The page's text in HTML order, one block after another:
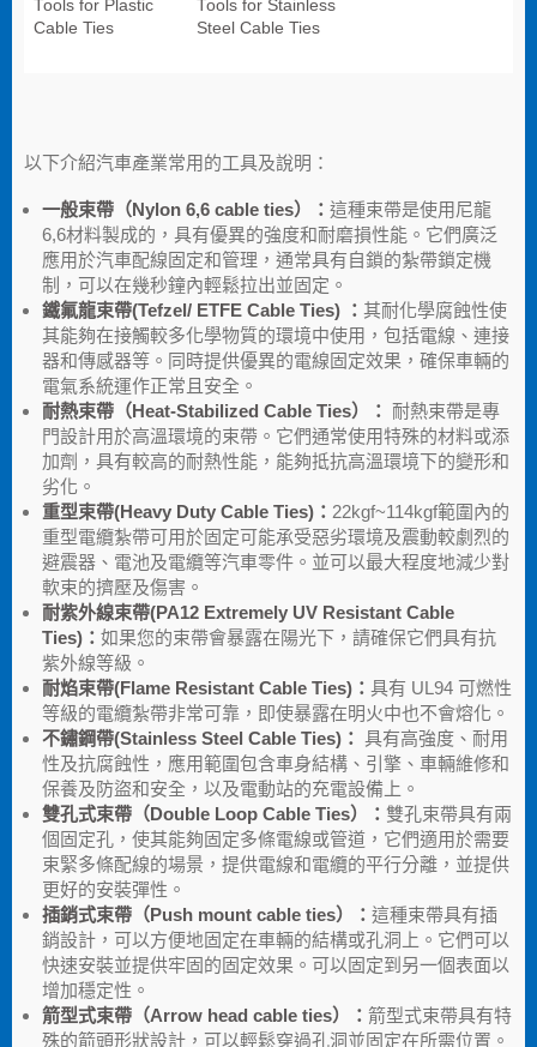
Tools for Plastic
Cable Ties
Tools for Stainless
Steel Cable Ties
以下介紹汽車產業常用的工具及說明：
一般束帶（Nylon 6,6 cable ties）： 這種束帶是使用尼龍
6,6材料製成的，具有優異的強度和耐磨損性能。它們廣泛
應用於汽車配線固定和管理，通常具有自鎖的紮帶鎖定機
制，可以在幾秒鐘內輕鬆拉出並固定。
鐵氟龍束帶(Tefzel/ ETFE Cable Ties) ： 其耐化學腐蝕性使
其能夠在接觸較多化學物質的環境中使用，包括電線、連接
器和傳感器等。同時提供優異的電線固定效果，確保車輛的
電氣系統運作正常且安全。
耐熱束帶（Heat-Stabilized Cable Ties）： 耐熱束帶是專
門設計用於高溫環境的束帶。它們通常使用特殊的材料或添
加劑，具有較高的耐熱性能，能夠抵抗高溫環境下的變形和
劣化。
重型束帶(Heavy Duty Cable Ties)： 22kgf~114kgf範圍內的
重型電纜紮帶可用於固定可能承受惡劣環境及震動較劇烈的
避震器、電池及電纜等汽車零件。並可以最大程度地減少對
軟束的擠壓及傷害。
耐紫外線束帶(PA12 Extremely UV Resistant Cable
Ties)： 如果您的束帶會暴露在陽光下，請確保它們具有抗
紫外線等級。
耐焰束帶(Flame Resistant Cable Ties)： 具有 UL94 可燃性
等級的電纜紮帶非常可靠，即使暴露在明火中也不會熔化。
不鏽鋼帶(Stainless Steel Cable Ties)： 具有高強度、耐用
性及抗腐蝕性，應用範圍包含車身結構、引擎、車輛維修和
保養及防盜和安全，以及電動站的充電設備上。
雙孔式束帶（Double Loop Cable Ties）： 雙孔束帶具有兩
個固定孔，使其能夠固定多條電線或管道，它們適用於需要
束緊多條配線的場景，提供電線和電纜的平行分離，並提供
更好的安裝彈性。
插銷式束帶（Push mount cable ties）： 這種束帶具有插
銷設計，可以方便地固定在車輛的結構或孔洞上。它們可以
快速安裝並提供牢固的固定效果。可以固定到另一個表面以
增加穩定性。
箭型式束帶（Arrow head cable ties）： 箭型式束帶具有特
殊的箭頭形狀設計，可以輕鬆穿過孔洞並固定在所需位置。